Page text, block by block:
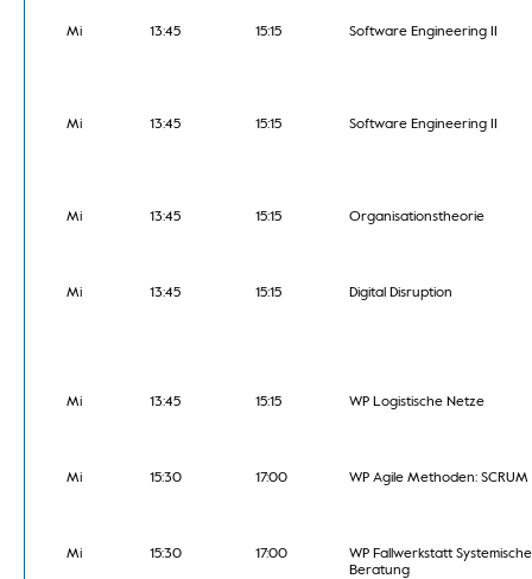
Mi 13:45 15:15 Software Engineering II
Mi 13:45 15:15 Software Engineering II
Mi 13:45 15:15 Organisationstheorie
Mi 13:45 15:15 Digital Disruption
Mi 13:45 15:15 WP Logistische Netze
Mi 15:30 17:00 WP Agile Methoden: SCRUM
Mi 15:30 17:00
WP Fallwerkstatt Systemische
Beratung